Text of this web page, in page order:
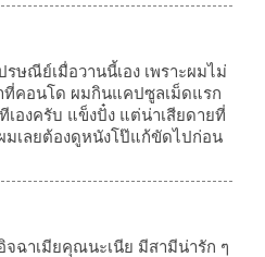
ษณีย์เมื่อวานนี้เอง เพราะผมไม่
ที่คอนโด ผมกินแคปซูลเม็ดแรก
เองครับ แข็งปั๋ง แต่น่าเสียดายที่
มเลยต้องดูหนังโป๊แก้ขัดไปก่อน
จฉาเมียคุณนะเนีย มีสามีน่ารัก ๆ